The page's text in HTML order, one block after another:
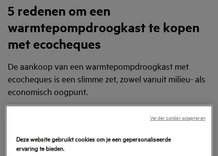
5 redenen om een
warmtepompdroogkast te kopen
met ecocheques
De aankoop van een warmtepompdroogkast met
ecocheques is een slimme zet, zowel vanuit milieu- als
economisch oogpunt.
belastingvrij voordeel zijn, bieden ze een extra
financieel voordeel bij aankoop van een droogkast.
Energie-efficiëntie:
Deze website gebruikt cookies om je een gepersonaliseerde
ervaring te bieden.
Verder zonder accepteren